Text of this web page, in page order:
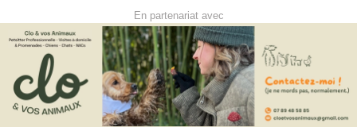
En partenariat avec